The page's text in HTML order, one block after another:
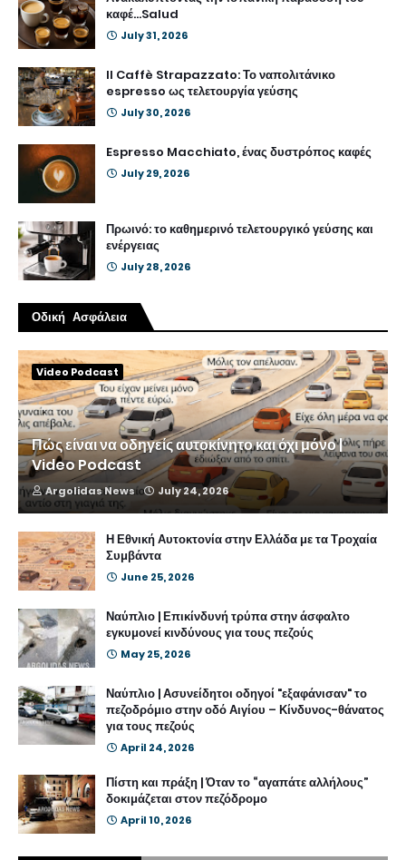
καφέ...Salud
July 31, 2026
Il Caffè Strapazzato: Το ναπολιτάνικο
espresso ως τελετουργία γεύσης
July 30, 2026
Espresso Macchiato, ένας δυστρόπος καφές
July 29, 2026
Πρωινό: το καθημερινό τελετουργικό γεύσης και
ενέργειας
July 28, 2026
Οδική Ασφάλεια
Video Podcast
Πώς είναι να οδηγείς αυτοκίνητο και όχι μόνο |
Video Podcast
Argolidas News July 24, 2026
Η Εθνική Αυτοκτονία στην Ελλάδα με τα Τροχαία
Συμβάντα
June 25, 2026
Ναύπλιο | Επικίνδυνή τρύπα στην άσφαλτο
εγκυμονεί κινδύνους για τους πεζούς
May 25, 2026
Ναύπλιο | Ασυνείδητοι οδηγοί "εξαφάνισαν" το
πεζοδρόμιο στην οδό Αιγίου – Κίνδυνος-θάνατος
για τους πεζούς
April 24, 2026
Πίστη και πράξη | Όταν το “αγαπάτε αλλήλους”
δοκιμάζεται στον πεζόδρομο
April 10, 2026